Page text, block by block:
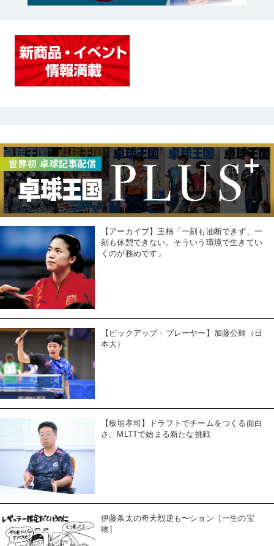
【アーカイブ】王楠「一刻も油断できず、一
刻も休憩できない。そういう環境で生きてい
くのが務めです」
【ピックアップ・プレーヤー】加藤公輝（日
本大）
【板垣孝司】ドラフトでチームをつくる面白
さ。MLTTで始まる新たな挑戦
伊藤条太の奇天烈逆も〜ション［一生の宝
物］